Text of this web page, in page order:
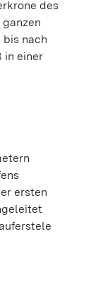
des
bis nach
in einer
ersten